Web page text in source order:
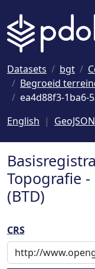
Datasets bgt
Begroeid
ea4d88f3-1ba6-
English
GeoJSON
Topografie
(BTD)
CRS